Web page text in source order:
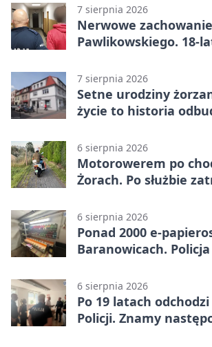
7 sierpnia 2026
Nerwowe
Pawlikowskiego. 18-
7 sierpnia 2026
Setne urodziny
życie to historia
6 sierpnia 2026
Motorowerem po
Żorach. Po służbie
6 sierpnia 2026
Ponad 2000 e-
Baranowicach.
6 sierpnia 2026
Po 19 latach
Policji. Znamy